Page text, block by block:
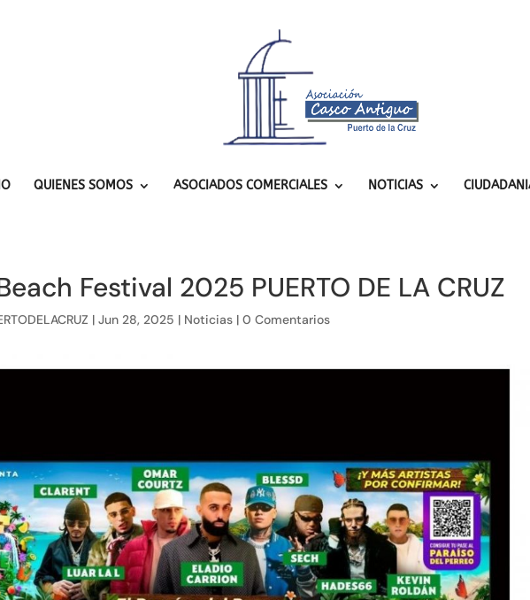
QUIENES SOMOS ASOCIADOS COMERCIALES NOTICIAS
Festival 2025 PUERTO DE LA CRUZ
|Jun 28, 2025 | Noticias |0 Comentarios